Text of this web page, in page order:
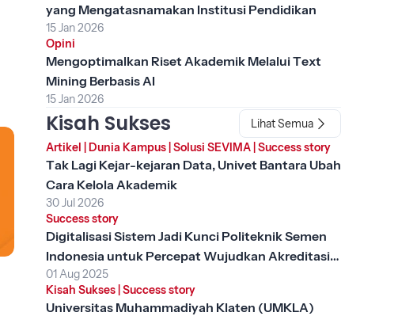
yang Mengatasnamakan Institusi Pendidikan
15 Jan 2026
Opini
Mengoptimalkan Riset Akademik Melalui Text
Mining Berbasis AI
15 Jan 2026
Kisah Sukses
Lihat Semua
Artikel Dunia Kampus| Solusi SEVIMA| Success story
Tak Lagi Kejar-kejaran Data, Univet Bantara Ubah
Cara Kelola Akademik
30 Jul 2026
Success story
Digitalisasi Sistem Jadi Kunci Politeknik Semen
Indonesia untuk Percepat Wujudkan Akreditasi
Unggul
01 Aug 2025
Kisah Sukses| Success story
Universitas Muhammadiyah Klaten (UMKLA)